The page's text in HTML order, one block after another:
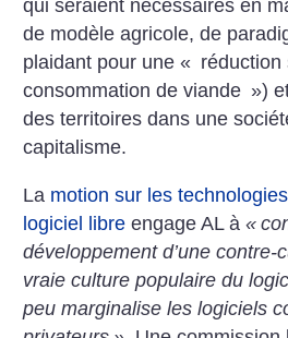
qui seraient nécessaires en
de modèle agricole, de
plaidant pour une « réduction
consommation de viande »)
des territoires dans une
capitalisme.
La motion sur les
logiciel libre engage AL à«
développement d’une contre-
vraie culture populaire du
peu marginalise les logiciels